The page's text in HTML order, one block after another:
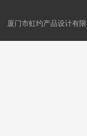
厦门市虹约产品设计有